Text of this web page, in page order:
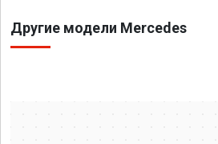
Другие модели Mercedes